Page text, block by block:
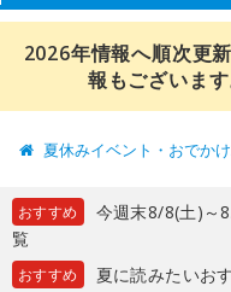
2026年情報へ順次更
報もございま
夏休みイベント・おでか
おすすめ
今週末8/8(土)～
覧
おすすめ 夏に読みたいお